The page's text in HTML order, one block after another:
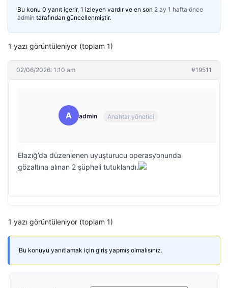
Bu konu 0 yanıt içerir, 1 izleyen vardır ve en son 2 ay 1 hafta önce
admin tarafından güncellenmiştir.
1 yazı görüntüleniyor (toplam 1)
02/06/2026: 1:10 am #19511
A admin Anahtar yönetici
Elazığ’da düzenlenen uyuşturucu operasyonunda
gözaltına alınan 2 şüpheli tutuklandı.
1 yazı görüntüleniyor (toplam 1)
Bu konuyu yanıtlamak için giriş yapmış olmalısınız.